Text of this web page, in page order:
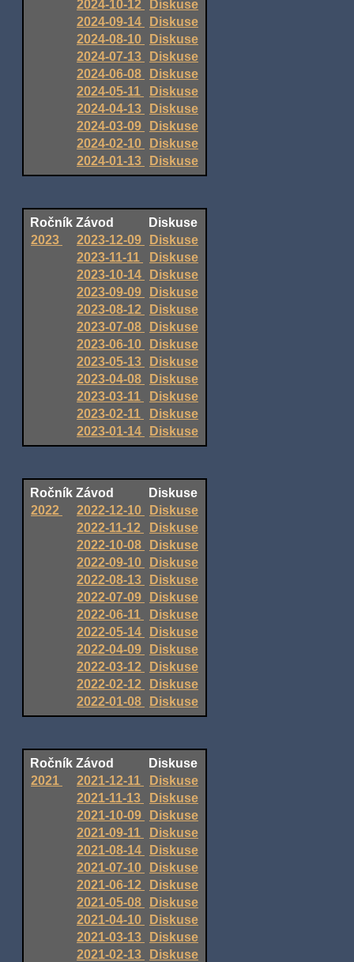
2024-10-12
Diskuse
2024-09-14
Diskuse
2024-08-10
Diskuse
2024-07-13
Diskuse
2024-06-08
Diskuse
2024-05-11
Diskuse
2024-04-13
Diskuse
2024-03-09
Diskuse
2024-02-10
Diskuse
2024-01-13
Diskuse
Ročník Závod
Diskuse
2023
2023-12-09
Diskuse
2023-11-11
Diskuse
2023-10-14
Diskuse
2023-09-09
Diskuse
2023-08-12
Diskuse
2023-07-08
Diskuse
2023-06-10
Diskuse
2023-05-13
Diskuse
2023-04-08
Diskuse
2023-03-11
Diskuse
2023-02-11
Diskuse
2023-01-14
Diskuse
Ročník Závod
Diskuse
2022
2022-12-10
Diskuse
2022-11-12
Diskuse
2022-10-08
Diskuse
2022-09-10
Diskuse
2022-08-13
Diskuse
2022-07-09
Diskuse
2022-06-11
Diskuse
2022-05-14
Diskuse
2022-04-09
Diskuse
2022-03-12
Diskuse
2022-02-12
Diskuse
2022-01-08
Diskuse
Ročník Závod
Diskuse
2021
2021-12-11
Diskuse
2021-11-13
Diskuse
2021-10-09
Diskuse
2021-09-11
Diskuse
2021-08-14
Diskuse
2021-07-10
Diskuse
2021-06-12
Diskuse
2021-05-08
Diskuse
2021-04-10
Diskuse
2021-03-13
Diskuse
2021-02-13
Diskuse